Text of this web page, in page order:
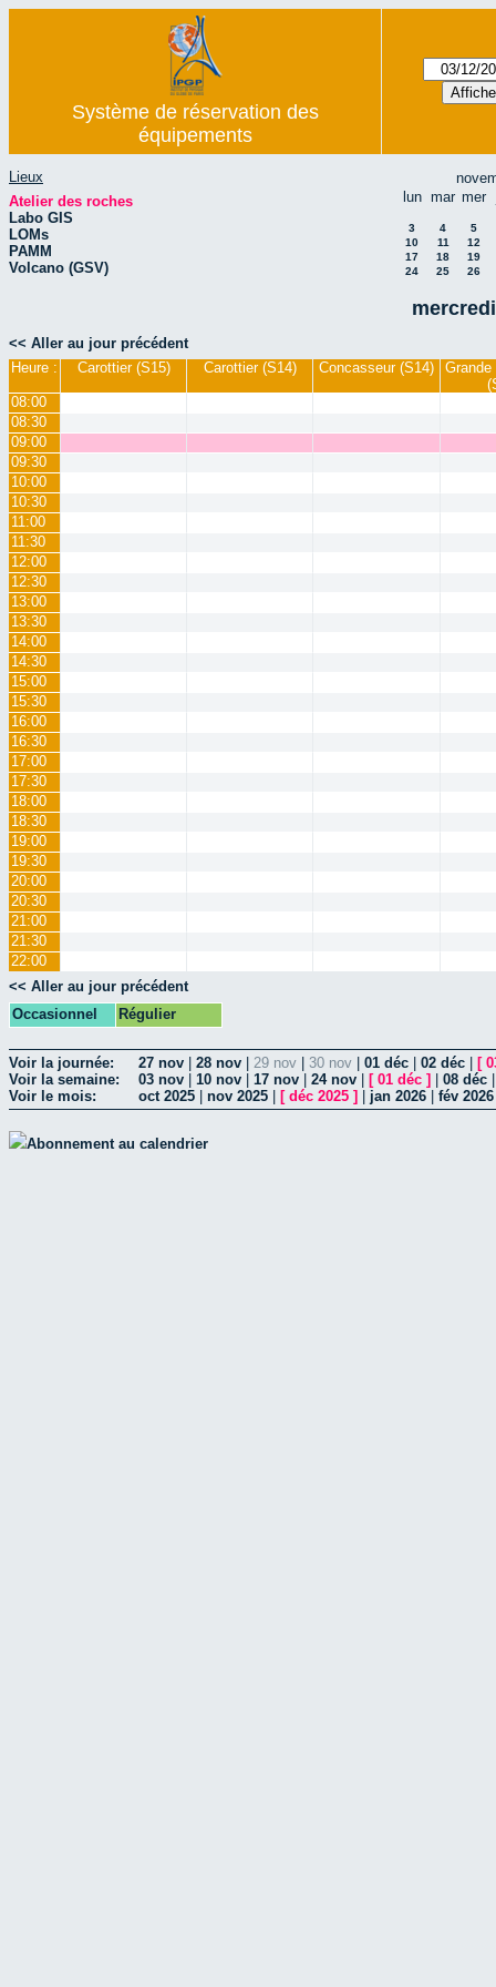
Système de réservation des
équipements
Lieux
Atelier des roches
Labo GIS
LOMs
PAMM
Volcano (GSV)
lun mar mer
3 4
5
10
11
12
17
18
19
24
25 26
<< Aller au jour précédent
Heure :
Carottier (S15) Carottier (S14) Concasseur (S14)
08:00
08:30
09:00
09:30
10:00
10:30
11:00
11:30
12:00
12:30
13:00
13:30
14:00
14:30
15:00
15:30
16:00
16:30
17:00
17:30
18:00
18:30
19:00
19:30
20:00
20:30
21:00
21:30
22:00
<< Aller au jour précédent
Occasionnel
Régulier
Voir la journée: 27 nov 28 nov 29 nov 30 nov 01 déc 02 déc [
Voir la semaine:
03 nov 10 nov 17 nov 24 nov [ 01 déc ] 08 déc
Voir le mois:
oct 2025 nov 2025 [ déc 2025 ] jan 2026 fév 2026
Abonnement au calendrier